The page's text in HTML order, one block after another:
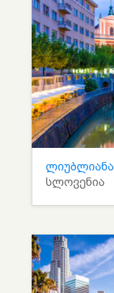
ლიუბლიანა
სლოვენია